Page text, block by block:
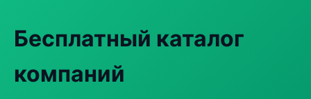
Бесплатный каталог
компаний